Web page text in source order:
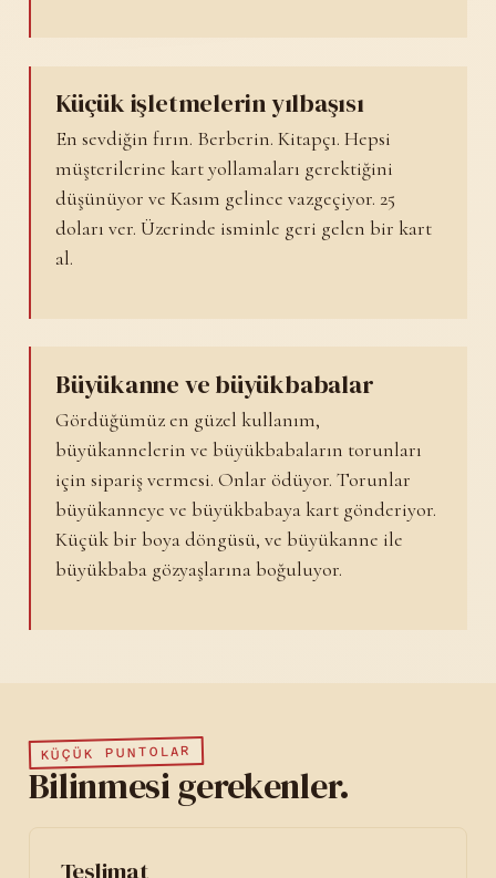
Küçük işletmelerin yılbaşısı
En sevdiğin fırın. Berberin. Kitapçı. Hepsi
müşterilerine kart yollamaları gerektiğini
düşünüyor ve Kasım gelince vazgeçiyor. 25
doları ver. Üzerinde isminle geri gelen bir kart
al.
Büyükanne ve büyükbabalar
Gördüğümüz en güzel kullanım,
büyükannelerin ve büyükbabaların torunları
için sipariş vermesi. Onlar ödüyor. Torunlar
büyükanneye ve büyükbabaya kart gönderiyor.
Küçük bir boya döngüsü, ve büyükanne ile
büyükbaba gözyaşlarına boğuluyor.
KÜÇÜK PUNTOLAR
Bilinmesi gerekenler.
Teslimat